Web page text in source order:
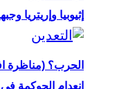
إثيوبيا وإريتريا
الحرب؟ (مناظرة
انعدام الحوكمة